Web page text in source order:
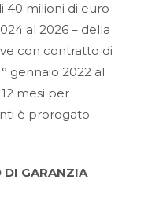
40 milioni di euro
al 2026 – della
con contratto di
gennaio 2022 al
mesi per
è prorogato
DI GARANZIA